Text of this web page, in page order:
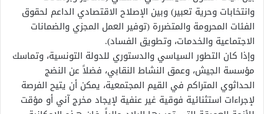
وانتخابات وحرية تعبير) وبين الإصلاح الاقتصادي الداعم لحقوق
الفئات المحرومة والمتضررة (توفير العمل المجزي والضمانات
الاجتماعية والخدمات، وتطويق الفساد).
وإذا كان التطور السياسي والدستوري للدولة التونسية، وتماسك
مؤسسة الجيش، وعمق النشاط النقابي، فضلاً عن النضج
الحداثوي المتراكم في القيم المجتمعية، يمكن أن يتيح الفرصة
لإجراءات استثنائية فوقية غير عنفية لإيجاد مخرج آني أو مؤقت